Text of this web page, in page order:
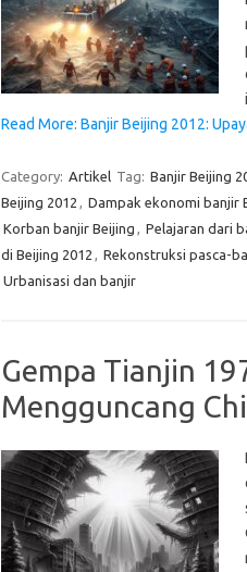
Read More: Banjir Beijing 2012:
Category: Artikel Tag: Banjir Beijing
Beijing 2012 , Dampak ekonomi banjir
Korban banjir Beijing , Pelajaran dari
di Beijing 2012 , Rekonstruksi pasca-
Urbanisasi dan banjir
Gempa Tianjin
Mengguncang